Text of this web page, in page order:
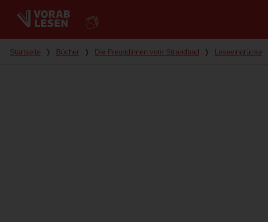
Du bist hier
Startseite ❭ Bücher ❭ Die Freundinnen vom Strandbad ❭ Leseeindrücke